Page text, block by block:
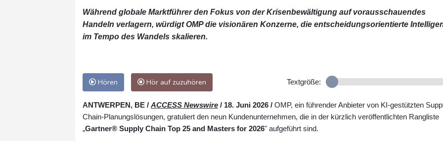
Während globale Marktführer den Fokus von der Krisenbewältigung auf vorausschauendes
Handeln verlagern, würdigt OMP die visionären Konzerne, die entscheidungsorientierte
im Tempo des Wandels skalieren.
Hören Hör auf zuzuhören Textgröße:
ANTWERPEN, BE / ACCESS Newswire / 18. Juni 2026 / OMP, ein führender Anbieter von KI-gestützten
Chain-Planungslösungen, gratuliert den neun Kundenunternehmen, die in der kürzlich veröffentlichten Rangliste
„Gartner® Supply Chain Top 25 and Masters for 2026" aufgeführt sind.